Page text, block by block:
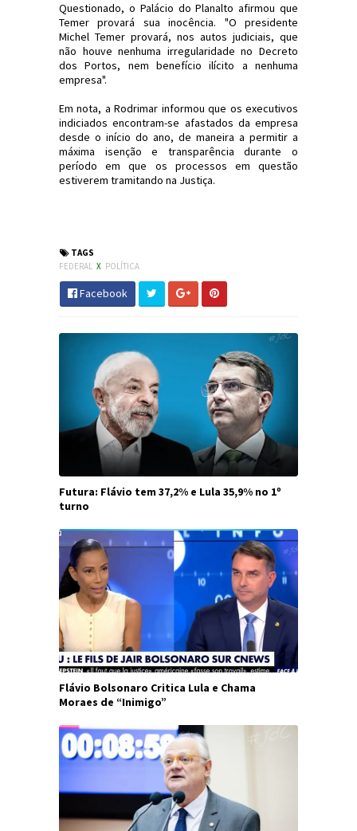
Questionado, o Palácio do Planalto afirmou que
Temer provará sua inocência. "O presidente
Michel Temer provará, nos autos judiciais, que
não houve nenhuma irregularidade no Decreto
dos Portos, nem benefício ilícito a nenhuma
empresa".
Em nota, a Rodrimar informou que os executivos
indiciados encontram-se afastados da empresa
desde o início do ano, de maneira a permitir a
máxima isenção e transparência durante o
período em que os processos em questão
estiverem tramitando na Justiça.
TAGS
FEDERAL X POLÍTICA
Facebook
Futura: Flávio tem 37,2% e Lula 35,9% no 1º
turno
Flávio Bolsonaro Critica Lula e Chama
Moraes de “Inimigo”